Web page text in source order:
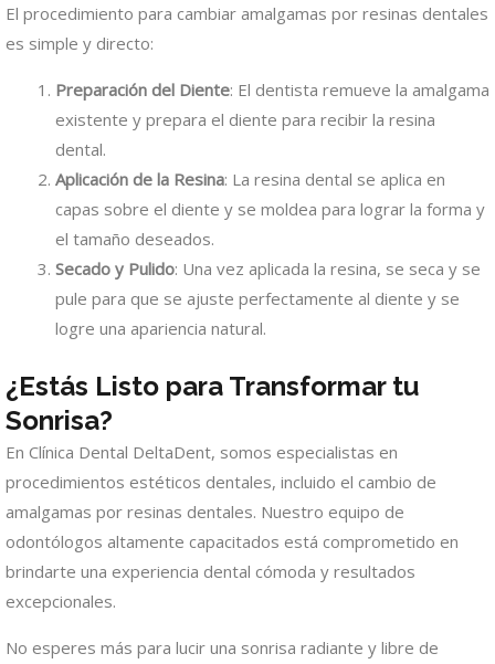
El procedimiento para cambiar amalgamas por resinas dentales
es simple y directo:
Preparación del Diente: El dentista remueve la amalgama
existente y prepara el diente para recibir la resina
dental.
Aplicación de la Resina: La resina dental se aplica en
capas sobre el diente y se moldea para lograr la forma y
el tamaño deseados.
Secado y Pulido: Una vez aplicada la resina, se seca y se
pule para que se ajuste perfectamente al diente y se
logre una apariencia natural.
¿Estás Listo para Transformar tu
Sonrisa?
En Clínica Dental DeltaDent, somos especialistas en
procedimientos estéticos dentales, incluido el cambio de
amalgamas por resinas dentales. Nuestro equipo de
odontólogos altamente capacitados está comprometido en
brindarte una experiencia dental cómoda y resultados
excepcionales.
No esperes más para lucir una sonrisa radiante y libre de